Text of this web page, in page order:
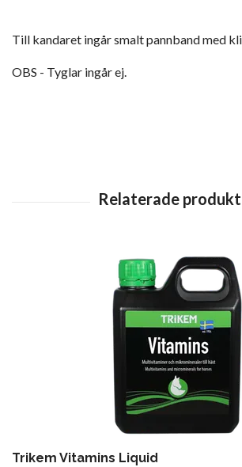
Till kandaret ingår smalt pannband med
OBS - Tyglar ingår ej.
Trikem Vitamins Liquid